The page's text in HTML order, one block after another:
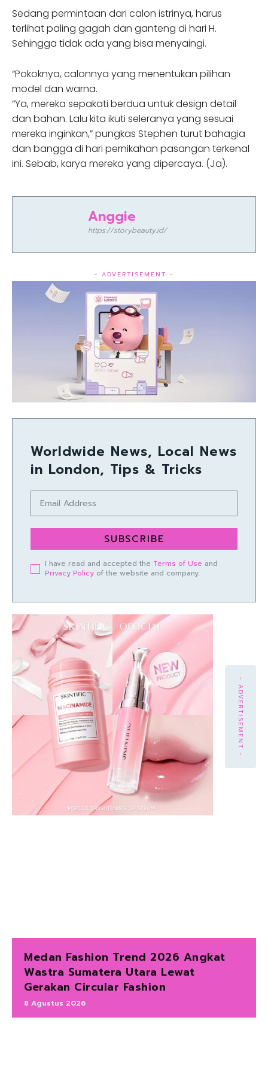
Sedang permintaan dari calon istrinya, harus
terlihat paling gagah dan ganteng di hari H.
Sehingga tidak ada yang bisa menyaingi.
“Pokoknya, calonnya yang menentukan pilihan
model dan warna.
“Ya, mereka sepakati berdua untuk design detail
dan bahan. Lalu kita ikuti seleranya yang sesuai
mereka inginkan,” pungkas Stephen turut bahagia
dan bangga di hari pernikahan pasangan terkenal
ini. Sebab, karya mereka yang dipercaya. (Ja).
Anggie
https://storybeauty.id/
- ADVERTISEMENT -
Worldwide News, Local News
in London, Tips & Tricks
SUBSCRIBE
I have read and accepted the Terms of Use and
Privacy Policy of the website and company.
- ADVERTISEMENT -
Medan Fashion Trend 2026 Angkat
Wastra Sumatera Utara Lewat
Gerakan Circular Fashion
8 Agustus 2026